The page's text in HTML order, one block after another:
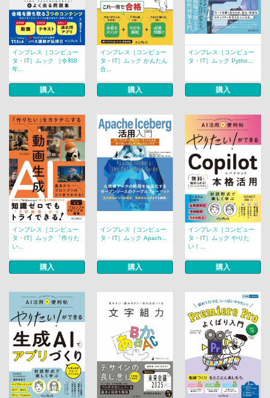
インプレス［コンピュー
タ・IT］ムック ［令和8
年...
購入
インプレス［コンピュー
タ・IT］ムック かんたん
合...
購入
インプレス［コンピュー
タ・IT］ムック Pytho...
購入
インプレス［コンピュー
タ・IT］ムック 「作りた
い...
購入
インプレス［コンピュー
タ・IT］ムック Apach...
購入
インプレス［コンピュー
タ・IT］ムック やりた
い！...
購入